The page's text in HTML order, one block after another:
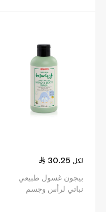
30.25 لكل
بيجون غسول طبيعي
نباتي لرأس وجسم